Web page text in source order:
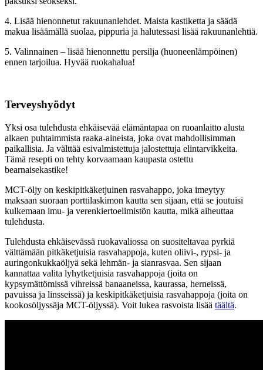
4. Lisää hienonnetut rakuunanlehdet. Maista kastiketta ja säädä
makua lisäämällä suolaa, pippuria ja halutessasi lisää rakuunanlehtiä.
5. Valinnainen – lisää hienonnettu persilja (huoneenlämpöinen)
ennen tarjoilua. Hyvää ruokahalua!
Terveyshyödyt
Yksi osa tulehdusta ehkäisevää elämäntapaa on ruoanlaitto alusta
alkaen puhtaimmista raaka-aineista, joka ovat mahdollisimman
paikallisia. Ja välttää esivalmistettuja jalostettuja elintarvikkeita.
Tämä resepti on tehty korvaamaan kaupasta ostettu
bearnaisekastike!
MCT-öljy on keskipitkäketjuinen rasvahappo, joka imeytyy
maksaan suoraan porttilaskimon kautta sen sijaan, että se joutuisi
kulkemaan imu- ja verenkiertoelimistön kautta, mikä aiheuttaa
tulehdusta.
Tulehdusta ehkäisevässä ruokavaliossa on suositeltavaa pyrkiä
välttämään pitkäketjuisia rasvahappoja, kuten oliivi-, rypsi- ja
auringonkukkaöljyä sekä lehmän- ja sianrasvaa. Sen sijaan
kannattaa valita lyhytketjuisia rasvahappoja (joita on
kypsymättömissä vihreissä banaaneissa, kaurassa, herneissä,
pavuissa ja linsseissä) ja keskipitkäketjuisia rasvahappoja (joita on
kookosöljyssäja MCT-öljyssä). Voit lukea rasvoista lisää täältä.